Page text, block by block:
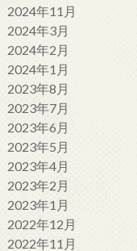
2024年11月
2024年3月
2024年2月
2024年1月
2023年8月
2023年7月
2023年6月
2023年5月
2023年4月
2023年2月
2023年1月
2022年12月
2022年11月